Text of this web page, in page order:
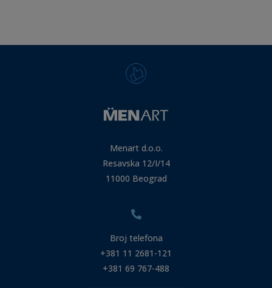
Menart d.o.o.
Resavska 12/I/14
11000 Beograd
Broj telefona
+381 11 2681-121
+381 69 767-488